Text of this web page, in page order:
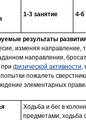
1-3 занятие 4-6
результаты
изменяя направление,
направлении,
физической активности,
пожалеть
элементарных
Ходьба и бег в
предметами; ходьба